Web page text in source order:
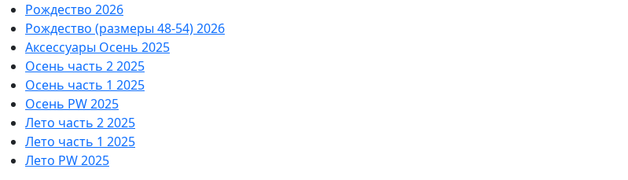
Рождество 2026
Рождество (размеры 48-54) 2026
Аксессуары Осень 2025
Осень часть 2 2025
Осень часть 1 2025
Осень PW 2025
Лето часть 2 2025
Лето часть 1 2025
Лето PW 2025